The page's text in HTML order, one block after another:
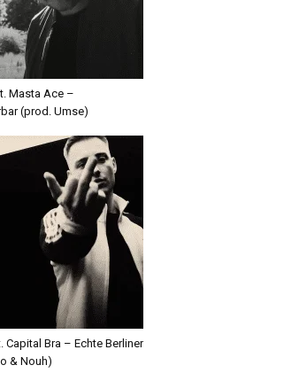
Masta Ace –
(prod. Umse)
Capital Bra – Echte Berliner
& Nouh)